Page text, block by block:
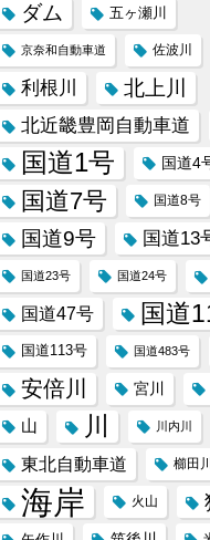
ダム 五ヶ瀬川
京奈和自動車道 佐波川
利根川 北上川
北近畿豊岡自動車道
国道1号 国道4
国道7号 国道8号
国道9号 国道13
国道23号 国道24号
国道47号 国道
国道113号 国道483号
安倍川 宮川
山 川 川内川
東北自動車道 櫛田川
海岸 火山